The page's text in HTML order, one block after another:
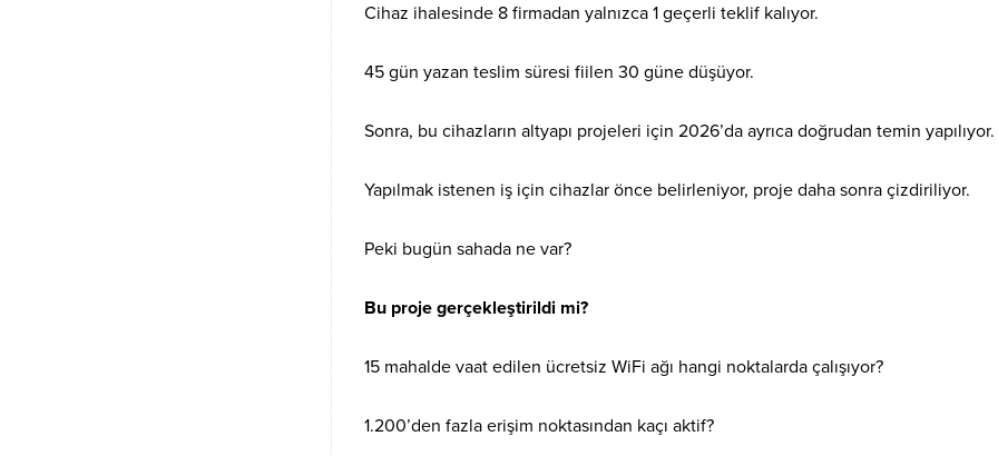
Cihaz ihalesinde 8 firmadan yalnızca 1 geçerli teklif kalıyor.
45 gün yazan teslim süresi fiilen 30 güne düşüyor.
Sonra, bu cihazların altyapı projeleri için 2026’da ayrıca doğrudan temin yapılıyor.
Yapılmak istenen iş için cihazlar önce belirleniyor, proje daha sonra çizdiriliyor.
Peki bugün sahada ne var?
Bu proje gerçekleştirildi mi?
15 mahalde vaat edilen ücretsiz WiFi ağı hangi noktalarda çalışıyor?
1.200’den fazla erişim noktasından kaçı aktif?